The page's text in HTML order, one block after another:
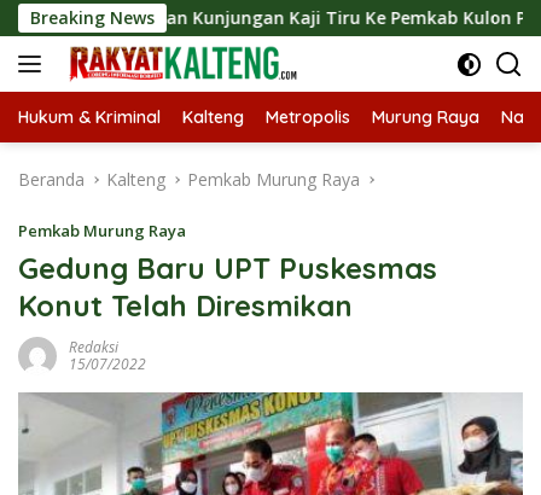
Langsung
ke
konten
Breaking News
Kunjungan Kaji Tiru Ke Pemkab Kulon Progo
Hukum & Kriminal Kalteng Metropolis Murung Raya
Beranda Kalteng Pemkab Murung Raya
Pemkab Murung Raya
Gedung Baru UPT Puskesmas
Konut Telah Diresmikan
Redaksi
15/07/2022